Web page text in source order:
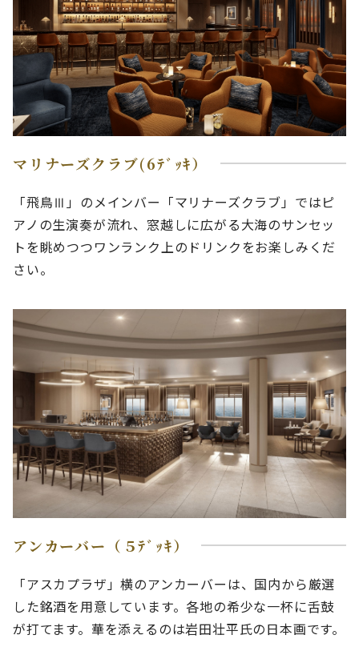
マリナーズクラブ(6ﾃﾞｯｷ）
「飛鳥Ⅲ」のメインバー「マリナーズクラブ」ではピ
アノの生演奏が流れ、窓越しに広がる大海のサンセッ
トを眺めつつワンランク上のドリンクをお楽しみくだ
さい。
アンカーバー（５ﾃﾞｯｷ）
「アスカプラザ」横のアンカーバーは、国内から厳選
した銘酒を用意しています。各地の希少な一杯に舌鼓
が打てます。華を添えるのは岩田壮平氏の日本画です。